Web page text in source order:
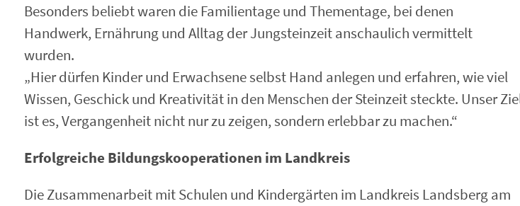
Besonders beliebt waren die Familientage und Thementage, bei denen
Handwerk, Ernährung und Alltag der Jungsteinzeit anschaulich vermittelt
wurden.
„Hier dürfen Kinder und Erwachsene selbst Hand anlegen und erfahren, wie viel
Wissen, Geschick und Kreativität in den Menschen der Steinzeit steckte. Unser
ist es, Vergangenheit nicht nur zu zeigen, sondern erlebbar zu machen.“
Erfolgreiche Bildungskooperationen im Landkreis
Die Zusammenarbeit mit Schulen und Kindergärten im Landkreis Landsberg am